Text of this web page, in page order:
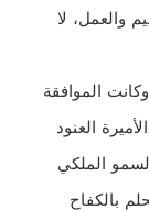
والعمل، لا
الموافقة
العنود
الملكي
بالكفاح